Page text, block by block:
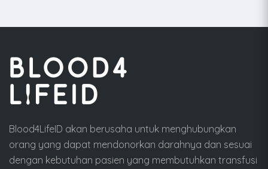
Blood4LifeID akan berusaha untuk menghubungkan
orang yang dapat mendonorkan darahnya dan sesuai
dengan kebutuhan pasien yang membutuhkan transfusi